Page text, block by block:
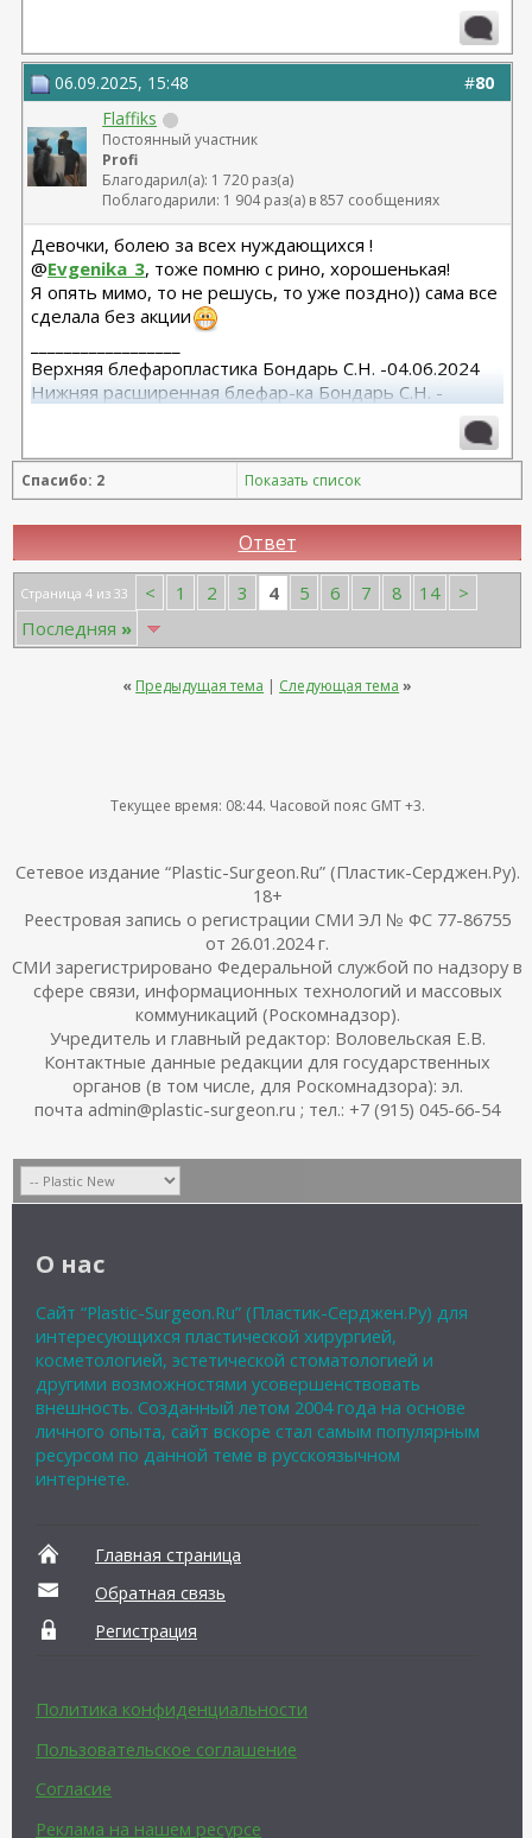
#80
06.09.2025, 15:48
Flaffiks
Постоянный участник
Profi
Благодарил(а): 1 720 раз(а)
Поблагодарили: 1 904 раз(а) в 857 сообщениях
Девочки, болею за всех нуждающихся !
@Evgenika_3, тоже помню с рино, хорошенькая!
Я опять мимо, то не решусь, то уже поздно)) сама все
сделала без акции
Верхняя блефаропластика Бондарь С.Н. -04.06.2024
Нижняя расширенная блефар-ка Бондарь С.Н. -
Редукционная маммопластика Плегунова С.И.-
05.09.2025
Спасибо: 2 Показать список
Ответ
Страница 4 из 33 < 1 2 3 4 5 6 7 8 14
>
Последняя »
« Предыдущая тема | Следующая тема »
Текущее время: 08:44. Часовой пояс GMT +3.
Сетевое издание “Plastic-Surgeon.Ru” (Пластик-Серджен.Ру).
18+
Реестровая запись о регистрации СМИ ЭЛ № ФС 77-86755
от 26.01.2024 г.
СМИ зарегистрировано Федеральной службой по надзору в
сфере связи, информационных технологий и массовых
коммуникаций (Роскомнадзор).
Учредитель и главный редактор: Воловельская Е.В.
Контактные данные редакции для государственных
органов (в том числе, для Роскомнадзора): эл.
почта admin@plastic-surgeon.ru ; тел.: +7 (915) 045-66-54
О нас
Сайт “Plastic-Surgeon.Ru” (Пластик-Серджен.Ру) для
интересующихся пластической хирургией,
косметологией, эстетической стоматологией и
другими возможностями усовершенствовать
внешность. Созданный летом 2004 года на основе
личного опыта, сайт вскоре стал самым популярным
ресурсом по данной теме в русскоязычном
интернете.
Главная страница
Обратная связь
Регистрация
Политика конфиденциальности
Пользовательское соглашение
Согласие
Реклама на нашем ресурсе